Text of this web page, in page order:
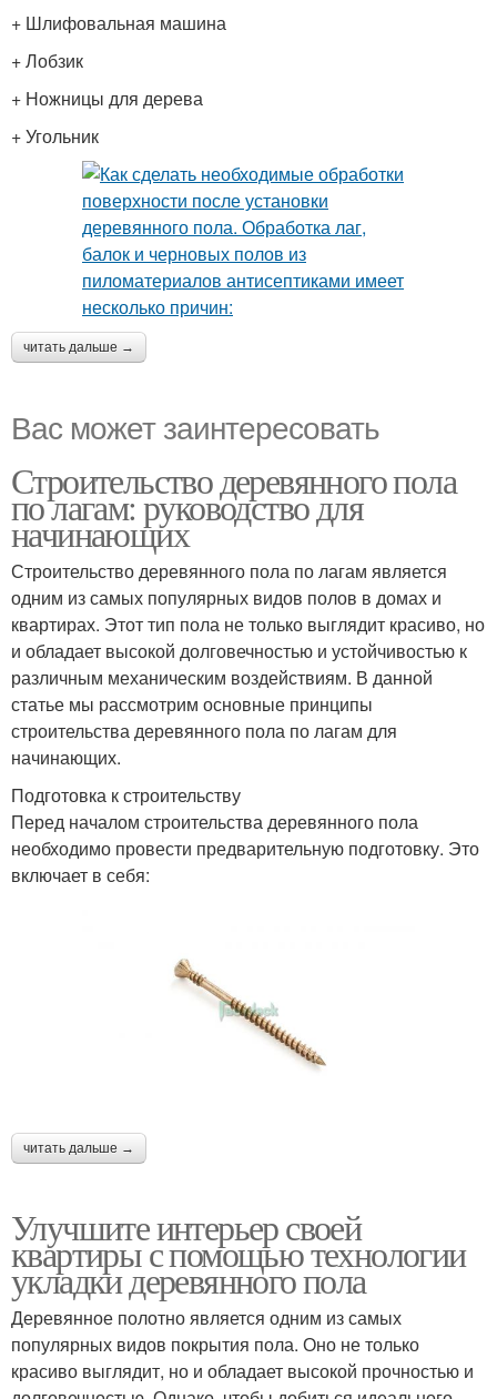
+ Шлифовальная машина
+ Лобзик
+ Ножницы для дерева
+ Угольник
читать дальше →
Вас может заинтересовать
Строительство деревянного пола
по лагам: руководство для
начинающих
Строительство деревянного пола по лагам является
одним из самых популярных видов полов в домах и
квартирах. Этот тип пола не только выглядит красиво, но
и обладает высокой долговечностью и устойчивостью к
различным механическим воздействиям. В данной
статье мы рассмотрим основные принципы
строительства деревянного пола по лагам для
начинающих.
Подготовка к строительству
Перед началом строительства деревянного пола
необходимо провести предварительную подготовку. Это
включает в себя:
читать дальше →
Улучшите интерьер своей
квартиры с помощью технологии
укладки деревянного пола
Деревянное полотно является одним из самых
популярных видов покрытия пола. Оно не только
красиво выглядит, но и обладает высокой прочностью и